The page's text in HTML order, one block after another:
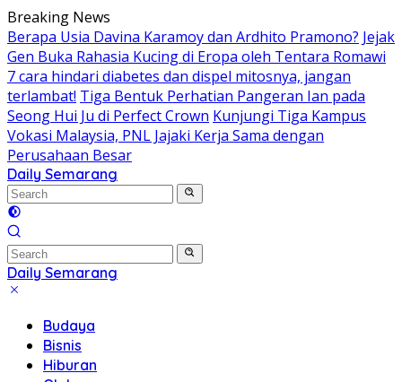
Skip
to
content
Breaking News
Berapa Usia Davina Karamoy dan Ardhito Pramono? Jejak
Gen Buka Rahasia Kucing di Eropa oleh Tentara Romawi
7 cara hindari diabetes dan dispel mitosnya, jangan
terlambat! Tiga Bentuk Perhatian Pangeran Ian pada
Seong Hui Ju di Perfect Crown Kunjungi Tiga Kampus
Vokasi Malaysia, PNL Jajaki Kerja Sama dengan
Perusahaan Besar
Daily Semarang
"Semarang
Hari
Ini:
Informasi
Terkini
untuk
Daily Semarang
"Semarang
Informasi
Terkini
Budaya
Bisnis
Hiburan